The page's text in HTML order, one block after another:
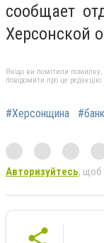
сообщает
Херсонской
Якщо ви помітили помилку,
повідомити про це редакцію
#Херсонщина #банк
Авторизуйтесь, щоб